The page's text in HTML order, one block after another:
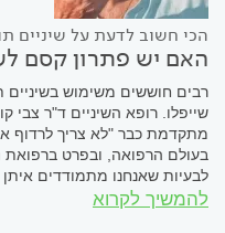
הכי חשוב לדעת על שיניים
האם יש פתרון קסם
רבים חוששים משימוש
שייפלו. רופא השיניים ד"ר צבי
מתקדמת כבר "לא צריך לרדוף
בעולם הרפואה, ובפרט ברפואת
לבעיות שאנחנו מתמודדים
להמשיך לקרוא